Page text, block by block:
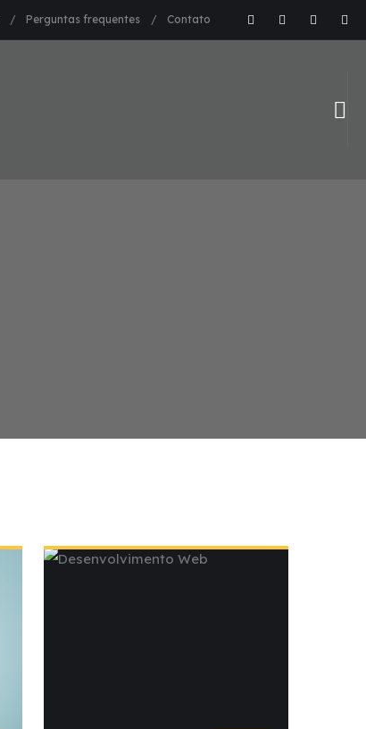
Perguntas frequentes Contato